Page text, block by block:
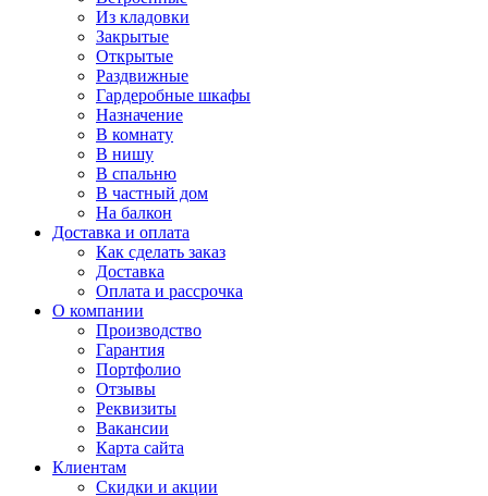
Из кладовки
Закрытые
Открытые
Раздвижные
Гардеробные шкафы
Назначение
В комнату
В нишу
В спальню
В частный дом
На балкон
Доставка и оплата
Как сделать заказ
Доставка
Оплата и рассрочка
О компании
Производство
Гарантия
Портфолио
Отзывы
Реквизиты
Вакансии
Карта сайта
Клиентам
Скидки и акции